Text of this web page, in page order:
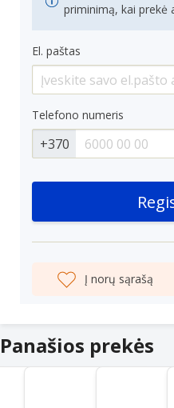
priminimą, kai prekė
El. paštas
Telefono numeris
+370
Į norų sąrašą
Panašios prekės